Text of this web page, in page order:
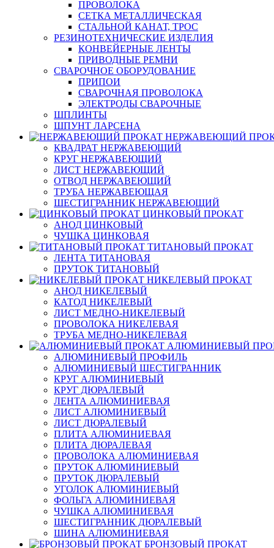
ПРОВОЛОКА
СЕТКА МЕТАЛЛИЧЕСКАЯ
СТАЛЬНОЙ КАНАТ, ТРОС
РЕЗИНОТЕХНИЧЕСКИЕ ИЗДЕЛИЯ
КОНВЕЙЕРНЫЕ ЛЕНТЫ
ПРИВОДНЫЕ РЕМНИ
СВАРОЧНОЕ ОБОРУДОВАНИЕ
ПРИПОИ
СВАРОЧНАЯ ПРОВОЛОКА
ЭЛЕКТРОДЫ СВАРОЧНЫЕ
ШПЛИНТЫ
ШПУНТ ЛАРСЕНА
НЕРЖАВЕЮЩИЙ
КВАДРАТ НЕРЖАВЕЮЩИЙ
КРУГ НЕРЖАВЕЮЩИЙ
ЛИСТ НЕРЖАВЕЮЩИЙ
ОТВОД НЕРЖАВЕЮЩИЙ
ТРУБА НЕРЖАВЕЮЩАЯ
ШЕСТИГРАННИК НЕРЖАВЕЮЩИЙ
ЦИНКОВЫЙ ПРОКАТ
АНОД ЦИНКОВЫЙ
ЧУШКА ЦИНКОВАЯ
ТИТАНОВЫЙ ПРОКАТ
ЛЕНТА ТИТАНОВАЯ
ПРУТОК ТИТАНОВЫЙ
НИКЕЛЕВЫЙ ПРОКАТ
АНОД НИКЕЛЕВЫЙ
КАТОД НИКЕЛЕВЫЙ
ЛИСТ МЕДНО-НИКЕЛЕВЫЙ
ПРОВОЛОКА НИКЕЛЕВАЯ
ТРУБА МЕДНО-НИКЕЛЕВАЯ
АЛЮМИНИЕВЫЙ
АЛЮМИНИЕВЫЙ ПРОФИЛЬ
АЛЮМИНИЕВЫЙ ШЕСТИГРАННИК
КРУГ АЛЮМИНИЕВЫЙ
КРУГ ДЮРАЛЕВЫЙ
ЛЕНТА АЛЮМИНИЕВАЯ
ЛИСТ АЛЮМИНИЕВЫЙ
ЛИСТ ДЮРАЛЕВЫЙ
ПЛИТА АЛЮМИНИЕВАЯ
ПЛИТА ДЮРАЛЕВАЯ
ПРОВОЛОКА АЛЮМИНИЕВАЯ
ПРУТОК АЛЮМИНИЕВЫЙ
ПРУТОК ДЮРАЛЕВЫЙ
УГОЛОК АЛЮМИНИЕВЫЙ
ФОЛЬГА АЛЮМИНИЕВАЯ
ЧУШКА АЛЮМИНИЕВАЯ
ШЕСТИГРАННИК ДЮРАЛЕВЫЙ
ШИНА АЛЮМИНИЕВАЯ
БРОНЗОВЫЙ ПРОКАТ